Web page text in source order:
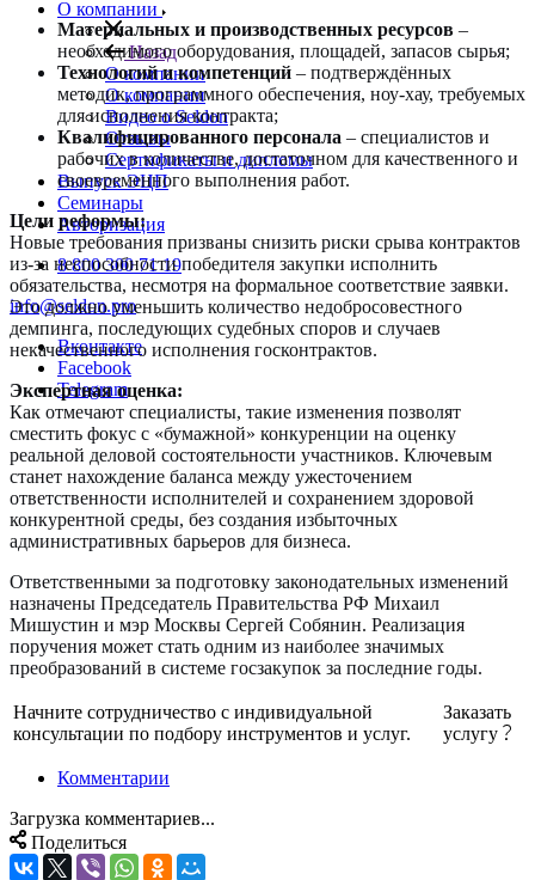
О компании
Назад
О компании
О компании
Видео о Seldon
Отзывы
Сертификаты и дипломы
Выпуск ЭЦП
Семинары
Авторизация
8 800 300 71 19
info@seldon.pro
Вконтакте
Facebook
Telegram
Материальных и производственных ресурсов –
необходимого оборудования, площадей, запасов сырья;
Технологий и компетенций – подтверждённых
методик, программного обеспечения, ноу-хау, требуемых
для исполнения контракта;
Квалифицированного персонала – специалистов и
рабочих в количестве, достаточном для качественного и
своевременного выполнения работ.
Цели реформы:
Новые требования призваны снизить риски срыва контрактов
из-за неспособности победителя закупки исполнить
обязательства, несмотря на формальное соответствие заявки.
Это должно уменьшить количество недобросовестного
демпинга, последующих судебных споров и случаев
некачественного исполнения госконтрактов.
Экспертная оценка:
Как отмечают специалисты, такие изменения позволят
сместить фокус с «бумажной» конкуренции на оценку
реальной деловой состоятельности участников. Ключевым
станет нахождение баланса между ужесточением
ответственности исполнителей и сохранением здоровой
конкурентной среды, без создания избыточных
административных барьеров для бизнеса.
Ответственными за подготовку законодательных изменений
назначены Председатель Правительства РФ Михаил
Мишустин и мэр Москвы Сергей Собянин. Реализация
поручения может стать одним из наиболее значимых
преобразований в системе госзакупок за последние годы.
Начните сотрудничество с индивидуальной
консультации по подбору инструментов и услуг.
Заказать
услугу
Комментарии
Загрузка комментариев...
Поделиться